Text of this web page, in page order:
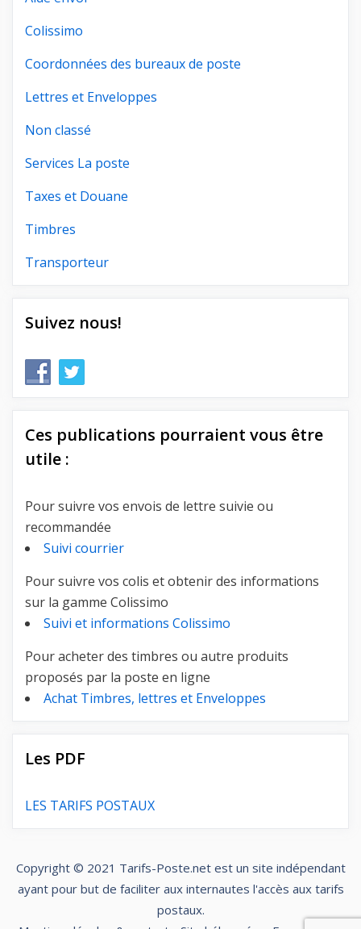
Colissimo
Coordonnées des bureaux de poste
Lettres et Enveloppes
Non classé
Services La poste
Taxes et Douane
Timbres
Transporteur
Suivez nous!
Ces publications pourraient vous être
utile :
Pour suivre vos envois de lettre suivie ou
recommandée
Suivi courrier
Pour suivre vos colis et obtenir des informations
sur la gamme Colissimo
Suivi et informations Colissimo
Pour acheter des timbres ou autre produits
proposés par la poste en ligne
Achat Timbres, lettres et Enveloppes
Les PDF
LES TARIFS POSTAUX
Copyright © 2021 Tarifs-Poste.netest un site indépendant
ayant pour but de faciliter aux internautes l'accès aux tarifs
postaux.